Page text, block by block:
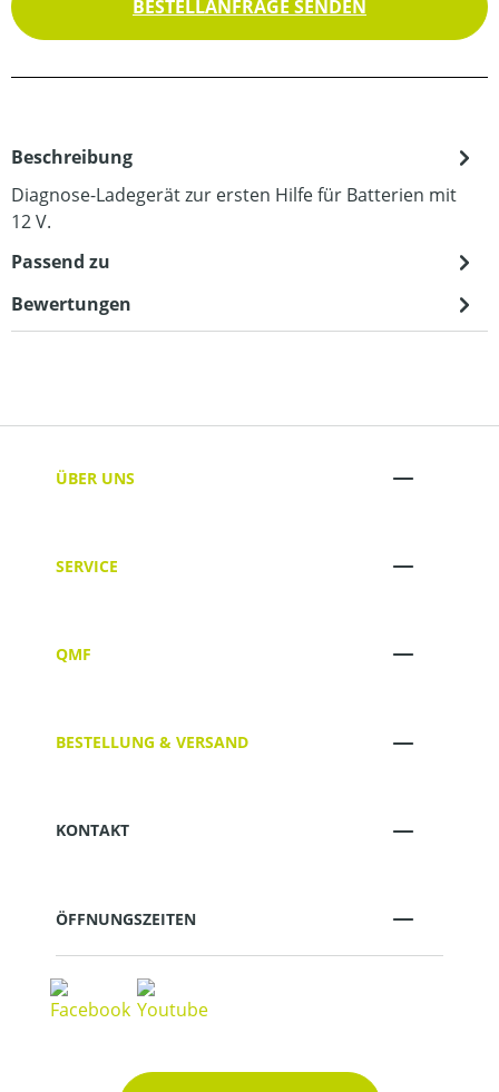
BESTELLANFRAGE SENDEN
Beschreibung
Diagnose-Ladegerät zur ersten Hilfe für Batterien mit
12 V.
Passend zu
Bewertungen
ÜBER UNS
SERVICE
QMF
BESTELLUNG & VERSAND
KONTAKT
ÖFFNUNGSZEITEN